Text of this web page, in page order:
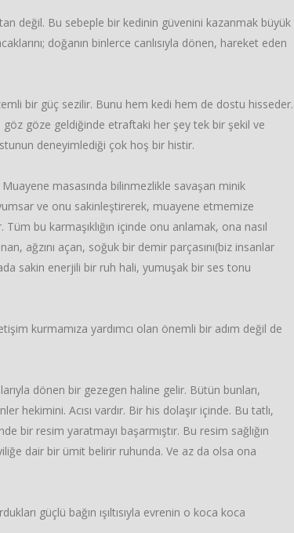
değil. Bu sebeple bir kedinin güvenini kazanmak büyük
doğanın binlerce canlısıyla dönen, hareket eden
bir güç sezilir. Bunu hem kedi hem de dostu hisseder.
göz göze geldiğinde etraftaki her şey tek bir şekil ve
deneyimlediği çok hoş bir histir.
masasında bilinmezlikle savaşan minik
ve onu sakinleştirerek, muayene etmemize
bu karmaşıklığın içinde onu anlamak, ona nasıl
ağzını açan, soğuk bir demir parçasını(biz insanlar
sakin enerjili bir ruh hali, yumuşak bir ses tonu
kurmamıza yardımcı olan önemli bir adım değil de
dönen bir gezegen haline gelir. Bütün bunları,
hekimini. Acısı vardır. Bir his dolaşır içinde. Bu tatlı,
bir resim yaratmayı başarmıştır. Bu resim sağlığın
dair bir ümit belirir ruhunda. Ve az da olsa ona
güçlü bağın ışıltısıyla evrenin o koca koca